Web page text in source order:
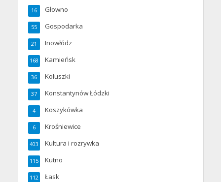
Głowno
16
Gospodarka
55
Inowłódz
21
Kamieńsk
168
Koluszki
36
Konstantynów Łódzki
37
Koszykówka
4
Krośniewice
6
Kultura i rozrywka
403
Kutno
115
Łask
112